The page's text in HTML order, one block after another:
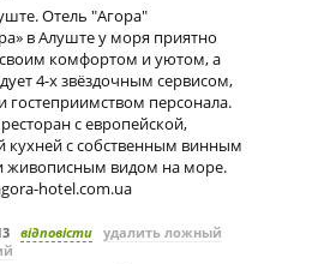
Отель "Агора"
в Алуште у моря приятно
своим комфортом и уютом, а
4-х звёздочным сервисом,
гостеприимством персонала.
с европейской,
кухней с собственным винным
живописным видом на море.
hotel.com.ua
відповісти удалить ложный